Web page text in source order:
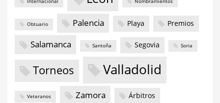
Obtuario Palencia Playa Premios
Salamanca Santoña Segovia Soria
Torneos Valladolid
Veteranos Zamora Árbitros